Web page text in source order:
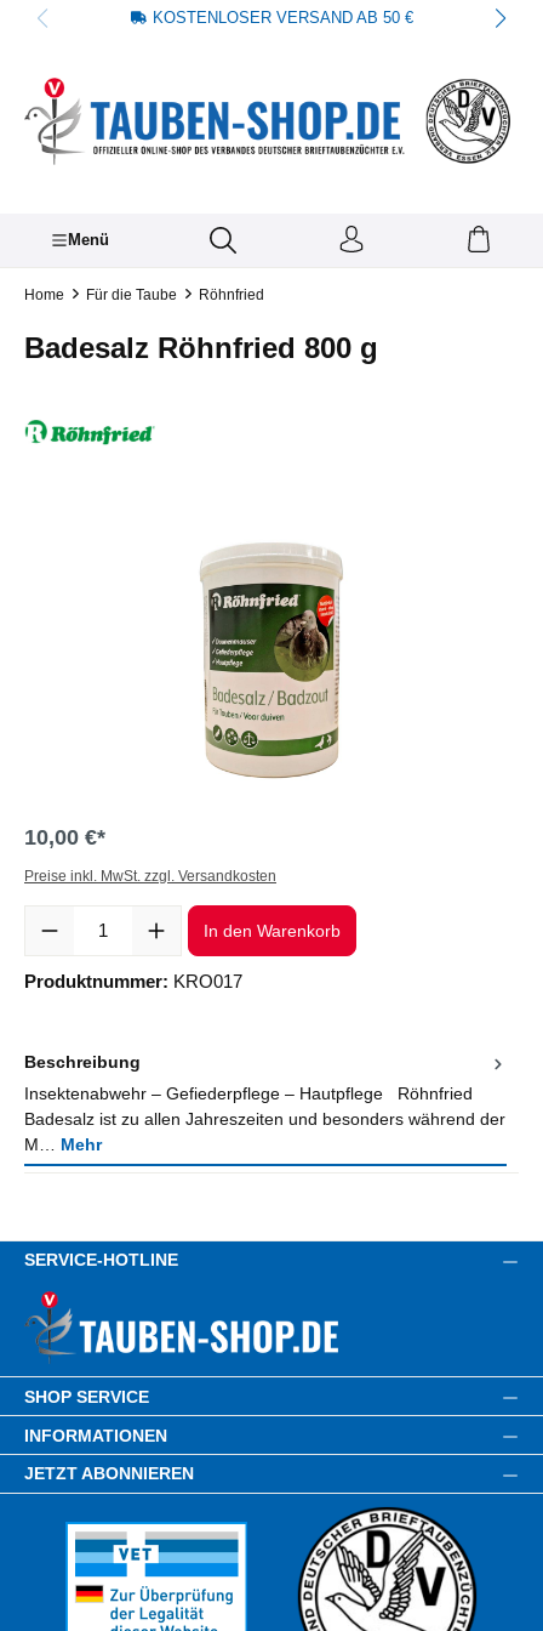
springen KOSTENLOSER VERSAND AB 50 €
Menü
Home Für die Taube Röhnfried
Badesalz Röhnfried 800 g
10,00 €*
Preise inkl. MwSt. zzgl. Versandkosten
Produkt Anzahl: Gib den gewünschten Wert ein oder benutze die
In den Warenkorb
Produktnummer: KRO017
Beschreibung
Insektenabwehr – Gefiederpflege – Hautpflege Röhnfried
Badesalz ist zu allen Jahreszeiten und besonders während der
M… Mehr
SERVICE-HOTLINE
SHOP SERVICE
INFORMATIONEN
JETZT ABONNIEREN